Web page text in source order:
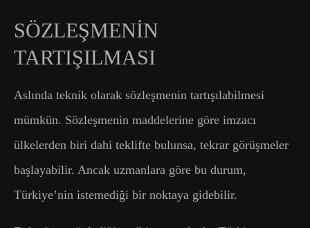
SÖZLEŞMENİN
TARTIŞILMASI
Aslında teknik olarak sözleşmenin tartışılabilmesi
mümkün. Sözleşmenin maddelerine göre imzacı
ülkelerden biri dahi teklifte bulunsa, tekrar görüşmeler
başlayabilir. Ancak uzmanlara göre bu durum,
Türkiye’nin istemediği bir noktaya gidebilir.